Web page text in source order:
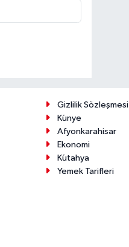
Gizlilik Sözleşmesi
Künye
Afyonkarahisar
Ekonomi
Kütahya
Yemek Tarifleri